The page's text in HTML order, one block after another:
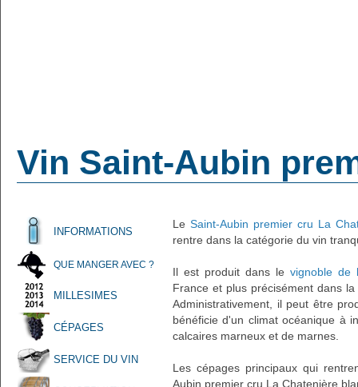
Vin Saint-Aubin
INFORMATIONS
QUE MANGER AVEC ?
MILLESIMES
CÉPAGES
SERVICE DU VIN
Le Saint-Aubin premier cru La
rentre dans la catégorie du vin
Il est produit dans le vignoble de
France et plus précisément dans la
Administrativement, il peut être
bénéficie d'un climat océanique à
calcaires marneux et de marnes.
Les cépages principaux qui
Aubin premier cru La Chatenière